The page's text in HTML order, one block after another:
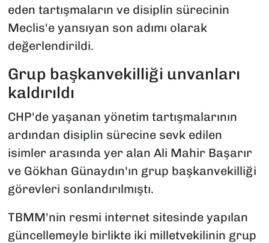
eden tartışmaların ve disiplin sürecinin
Meclis'e yansıyan son adımı olarak
değerlendirildi.
Grup başkanvekilliği unvanları
kaldırıldı
CHP'de yaşanan yönetim tartışmalarının
ardından disiplin sürecine sevk edilen
isimler arasında yer alan Ali Mahir Başarır
ve Gökhan Günaydın'ın grup başkanvekilliği
görevleri sonlandırılmıştı.
TBMM'nin resmi internet sitesinde yapılan
güncellemeyle birlikte iki milletvekilinin grup